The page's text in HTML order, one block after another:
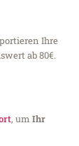
Ihre
ab 80€.
, um Ihr